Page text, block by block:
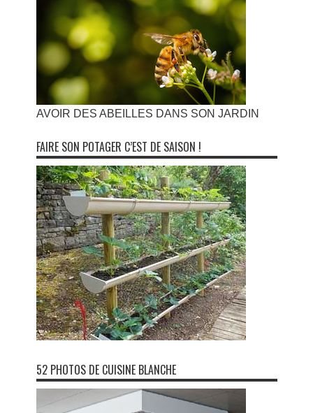
AVOIR DES ABEILLES DANS SON JARDIN
FAIRE SON POTAGER C’EST DE SAISON !
52 PHOTOS DE CUISINE BLANCHE